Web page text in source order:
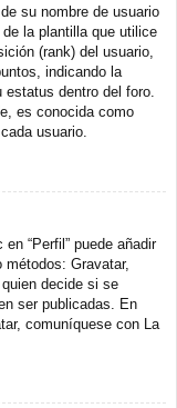
su nombre de usuario
la plantilla que utilice
(rank) del usuario,
indicando la
dentro del foro.
es conocida como
usuario.
“Perfil” puede añadir
Gravatar,
decide si se
ser publicadas. En
comuníquese con La